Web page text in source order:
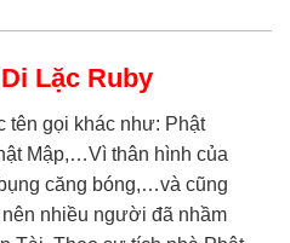
Lặc Ruby
tên gọi khác như: Phật
Mập,…Vì thân hình của
căng bóng,…và cũng
nhiều người đã nhầm